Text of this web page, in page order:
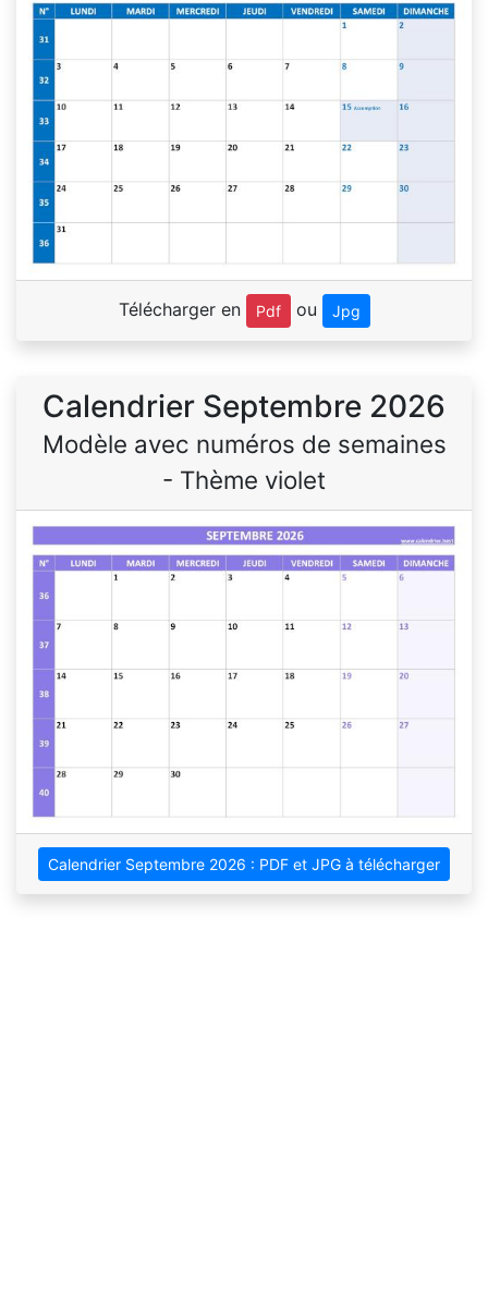
Télécharger en Pdf ou Jpg
Calendrier Septembre 2026
Modèle avec numéros de semaines
- Thème violet
Calendrier Septembre 2026 : PDF et JPG à télécharger